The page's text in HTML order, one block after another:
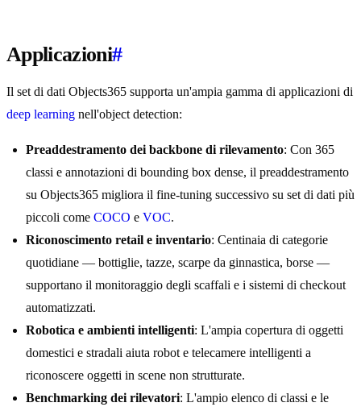
Applicazioni#
Il set di dati Objects365 supporta un'ampia gamma di applicazioni di
deep learning nell'object detection:
Preaddestramento dei backbone di rilevamento: Con 365
classi e annotazioni di bounding box dense, il preaddestramento
su Objects365 migliora il fine-tuning successivo su set di dati più
piccoli come COCO e VOC.
Riconoscimento retail e inventario: Centinaia di categorie
quotidiane — bottiglie, tazze, scarpe da ginnastica, borse —
supportano il monitoraggio degli scaffali e i sistemi di checkout
automatizzati.
Robotica e ambienti intelligenti: L'ampia copertura di oggetti
domestici e stradali aiuta robot e telecamere intelligenti a
riconoscere oggetti in scene non strutturate.
Benchmarking dei rilevatori: L'ampio elenco di classi e le